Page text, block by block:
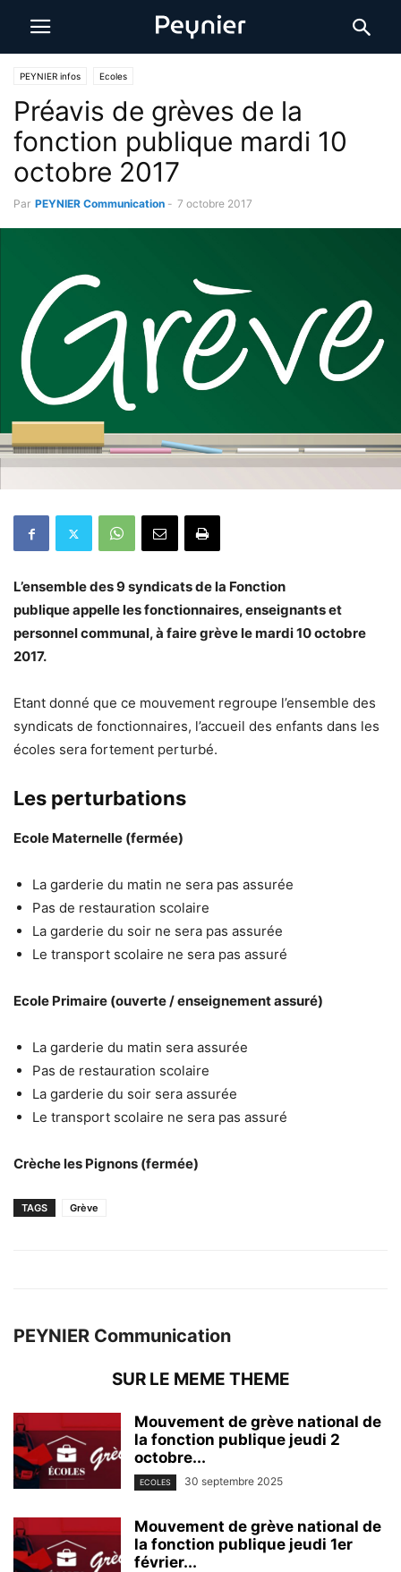
PEYNIER infos Ecoles
Préavis de grèves de la
fonction publique mardi 10
octobre 2017
Par PEYNIER Communication - 7 octobre 2017
L’ensemble des 9 syndicats de la Fonction
publique appelle les fonctionnaires, enseignants et
personnel communal, à faire grève le mardi 10 octobre
2017.
Etant donné que ce mouvement regroupe l’ensemble des
syndicats de fonctionnaires, l’accueil des enfants dans les
écoles sera fortement perturbé.
Les perturbations
Ecole Maternelle (fermée)
La garderie du matin ne sera pas assurée
Pas de restauration scolaire
La garderie du soir ne sera pas assurée
Le transport scolaire ne sera pas assuré
Ecole Primaire (ouverte / enseignement assuré)
La garderie du matin sera assurée
Pas de restauration scolaire
La garderie du soir sera assurée
Le transport scolaire ne sera pas assuré
Crèche les Pignons (fermée)
TAGS Grève
PEYNIER Communication
SUR LE MEME THEME
Mouvement de grève national de
la fonction publique jeudi 2
octobre...
ECOLES 30 septembre 2025
Mouvement de grève national de
la fonction publique jeudi 1er
février...